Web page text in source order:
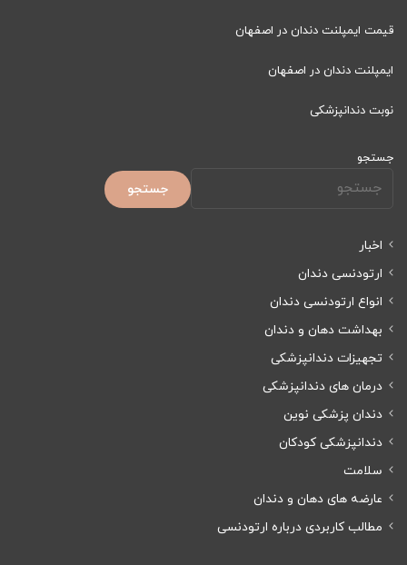
قیمت ایمپلنت دندان در اصفهان
ایمپلنت دندان در اصفهان
نوبت دندانپزشکی
جستجو
جستجو
اخبار
ارتودنسی دندان
انواع ارتودنسی دندان
بهداشت دهان و دندان
تجهیزات دندانپزشکی
درمان های دندانپزشکی
دندان پزشکی نوین
دندانپزشکی کودکان
سلامت
عارضه های دهان و دندان
مطالب کاربردی درباره ارتودنسی